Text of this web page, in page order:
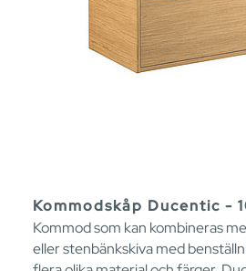
Kommodskåp Ducentic -
Kommod som kan kombineras
eller stenbänkskiva med